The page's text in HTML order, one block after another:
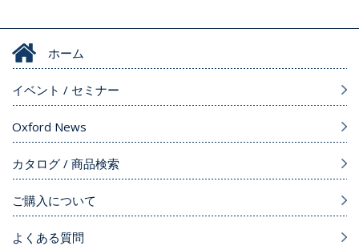
ホーム
イベント / セミナー
Oxford News
カタログ / 商品検索
ご購入について
よくある質問